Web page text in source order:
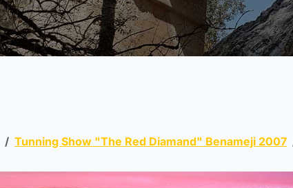
Tunning Show "The Red Diamand" Benameji 2007